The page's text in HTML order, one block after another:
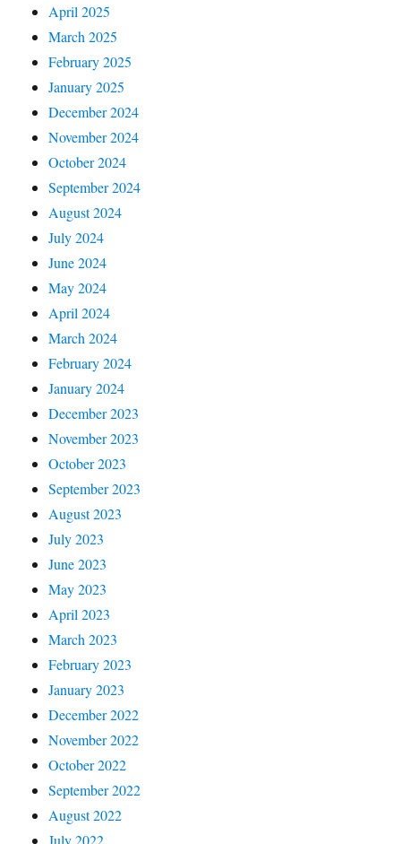
April 2025
March 2025
February 2025
January 2025
December 2024
November 2024
October 2024
September 2024
August 2024
July 2024
June 2024
May 2024
April 2024
March 2024
February 2024
January 2024
December 2023
November 2023
October 2023
September 2023
August 2023
July 2023
June 2023
May 2023
April 2023
March 2023
February 2023
January 2023
December 2022
November 2022
October 2022
September 2022
August 2022